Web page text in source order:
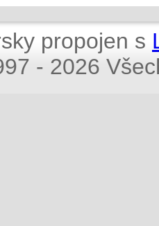
propojen s
- 2026